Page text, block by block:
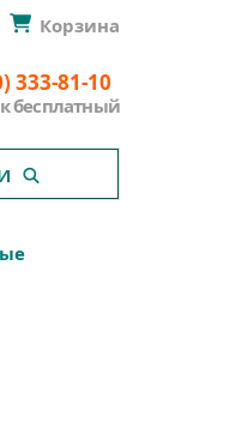
Корзина
333-81-10
бесплатный